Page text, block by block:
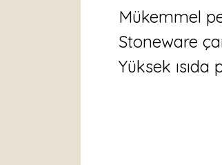
Mükemmel
Stoneware
Yüksek